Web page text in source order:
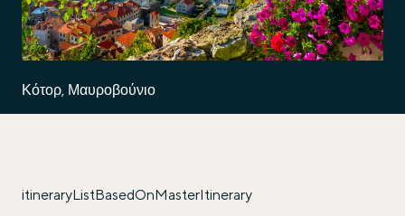
Κότορ, Μαυροβούνιο
itineraryListBasedOnMasterItinerary